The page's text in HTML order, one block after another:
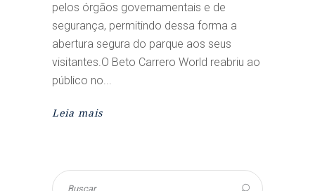
pelos órgãos governamentais e de
segurança, permitindo dessa forma a
abertura segura do parque aos seus
visitantes.O Beto Carrero World reabriu ao
público no
Leia mais